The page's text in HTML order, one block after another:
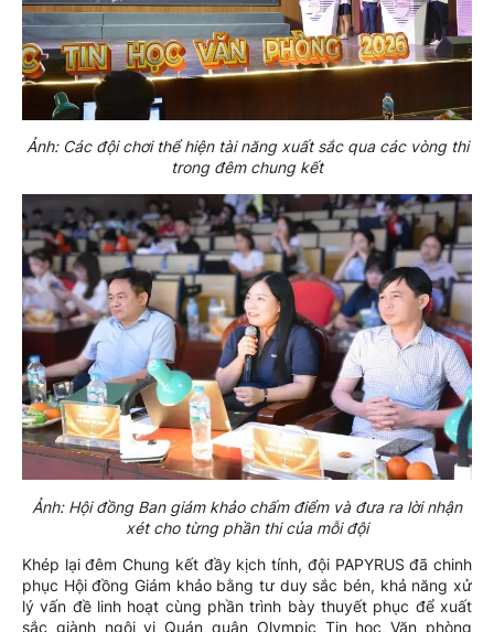
Ảnh: Các đội chơi thể hiện tài năng xuất sắc qua các vòng thi
trong đêm chung kết
Ảnh: Hội đồng Ban giám khảo chấm điểm và đưa ra lời nhận
xét cho từng phần thi của mỗi đội
Khép lại đêm Chung kết đầy kịch tính, đội PAPYRUS đã chinh
phục Hội đồng Giám khảo bằng tư duy sắc bén, khả năng xử
lý vấn đề linh hoạt cùng phần trình bày thuyết phục để xuất
sắc giành ngôi vị Quán quân Olympic Tin học Văn phòng